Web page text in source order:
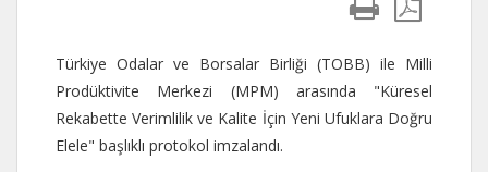
Türkiye Odalar ve Borsalar Birliği (TOBB) ile Milli
Prodüktivite Merkezi (MPM) arasında "Küresel
Rekabette Verimlilik ve Kalite İçin Yeni Ufuklara Doğru
Elele" başlıklı protokol imzalandı.